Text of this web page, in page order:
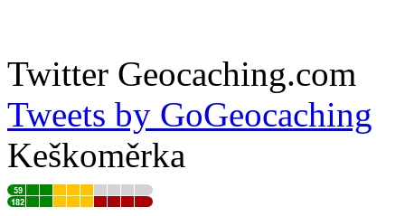
Twitter Geocaching.com
Tweets by GoGeocaching
Keškoměrka